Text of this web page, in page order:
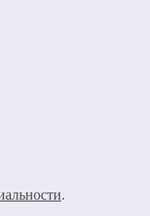
.